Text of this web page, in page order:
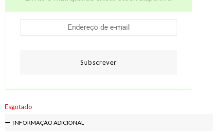
Subscrever
Esgotado
INFORMAÇÃO ADICIONAL